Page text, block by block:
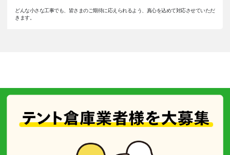
どんな小さな工事でも、皆さまのご期待に応えられるよう、真心を込めて対応させていただ
きます。